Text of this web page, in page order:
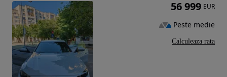
56 999 EUR
Peste medie
Calculeaza rata